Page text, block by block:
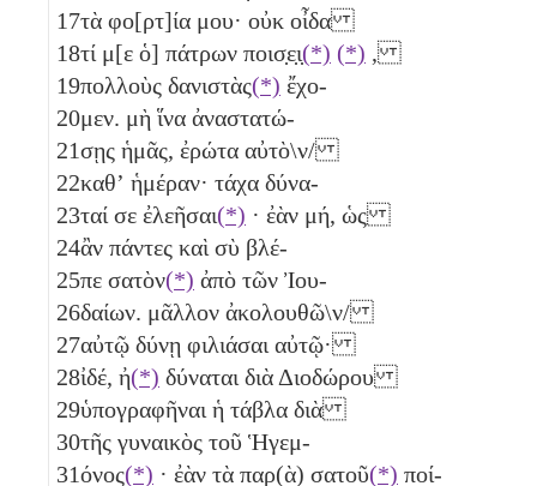
17τὰ φο[ρτ]ία μου· οὐκ οἶδα
18τί μ[ε ὁ] πάτρων ποισ̣ε̣ι̣(*) (*) ,
19πολλοὺς δανιστὰς(*) ἔχο-
20μεν. μὴ ἵνα ἀναστατώ-
21σῃς ἡμᾶς, ἐρώτα αὐτὸ\ν/
22καθʼ ἡμέραν· τάχα δύνα-
23ταί σε ἐλεῆσαι(*) · ἐὰν μή, ὡς
24ἂν πάντες καὶ σὺ βλέ-
25πε σατὸν(*) ἀπὸ τῶν Ἰου-
26δαίων. μᾶλλον ἀκολουθῶ\ν/
27αὐτῷ δύνῃ φιλιάσαι αὐτῷ·
28ἰδέ, ἠ(*) δύναται διὰ Διοδώρου
29ὑπογραφῆναι ἡ τάβλα διὰ
30τῆς γυναικὸς τοῦ Ἡγεμ-
31όνος(*) · ἐὰν τὰ παρ(ὰ) σατοῦ(*) ποί-